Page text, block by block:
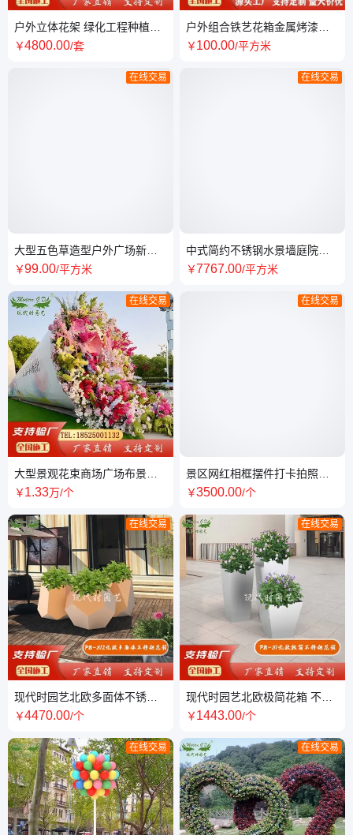
户外立体花架 绿化工程种植架
道路护栏花箱 孔雀开屏造型花
￥4800.00/套
在线交易
大型五色草造型户外广场新年
春节绿雕景观雕塑成品发货源
￥99.00/平方米
在线交易
大型景观花束商场广场布景装
饰道具网红拍照打卡美陈源头
￥1.33万/个
在线交易
现代时园艺北欧多面体不锈钢
花箱 广场酒店组合种植槽 室外
￥4470.00/个
在线交易
户外组合铁艺花箱金属烤漆商
业街外摆护栏花坛成品花槽支
￥100.00/平方米
在线交易
中式简约不锈钢水景墙庭院景
观金属流水墙室内隔断装饰背
￥7767.00/平方米
在线交易
景区网红相框摆件打卡拍照背
景户外摄影装饰道具源头工厂
￥3500.00/个
在线交易
现代时园艺北欧极简花箱 不锈
钢花坛厂家 广场商业街金属花
￥1443.00/个
在线交易